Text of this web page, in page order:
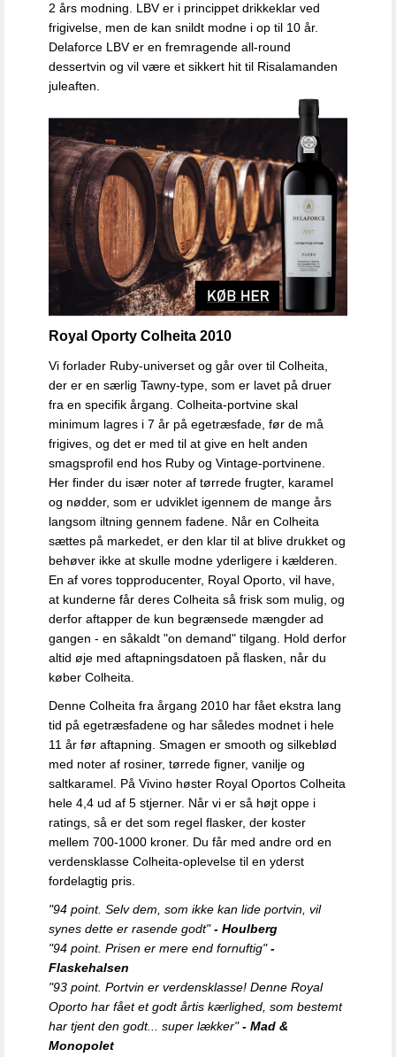
2 års modning. LBV er i princippet drikkeklar ved
frigivelse, men de kan snildt modne i op til 10 år.
Delaforce LBV er en fremragende all-round
dessertvin og vil være et sikkert hit til Risalamanden
juleaften.
Royal Oporty Colheita 2010
Vi forlader Ruby-universet og går over til Colheita,
der er en særlig Tawny-type, som er lavet på druer
fra en specifik årgang. Colheita-portvine skal
minimum lagres i 7 år på egetræsfade, før de må
frigives, og det er med til at give en helt anden
smagsprofil end hos Ruby og Vintage-portvinene.
Her finder du især noter af tørrede frugter, karamel
og nødder, som er udviklet igennem de mange års
langsom iltning gennem fadene. Når en Colheita
sættes på markedet, er den klar til at blive drukket og
behøver ikke at skulle modne yderligere i kælderen.
En af vores topproducenter, Royal Oporto, vil have,
at kunderne får deres Colheita så frisk som mulig, og
derfor aftapper de kun begrænsede mængder ad
gangen - en såkaldt "on demand" tilgang. Hold derfor
altid øje med aftapningsdatoen på flasken, når du
køber Colheita.
Denne Colheita fra årgang 2010 har fået ekstra lang
tid på egetræsfadene og har således modnet i hele
11 år før aftapning. Smagen er smooth og silkeblød
med noter af rosiner, tørrede figner, vanilje og
saltkaramel. På Vivino høster Royal Oportos Colheita
hele 4,4 ud af 5 stjerner. Når vi er så højt oppe i
ratings, så er det som regel flasker, der koster
mellem 700-1000 kroner. Du får med andre ord en
verdensklasse Colheita-oplevelse til en yderst
fordelagtig pris.
"94 point. Selv dem, som ikke kan lide portvin, vil
synes dette er rasende godt"- Houlberg
"94 point. Prisen er mere end fornuftig"-
Flaskehalsen
"93 point. Portvin er verdensklasse! Denne Royal
Oporto har fået et godt årtis kærlighed, som bestemt
har tjent den godt... super lækker"- Mad &
Monopolet